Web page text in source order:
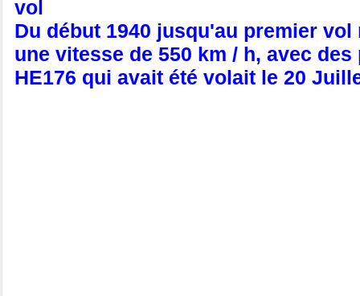
vol
Du début 1940 jusqu'au premier
une vitesse de 550 km / h, avec
HE176 qui avait été volait le 20